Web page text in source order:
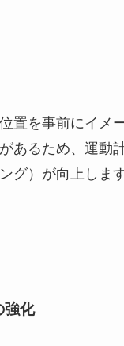
置を事前にイメ
あるため、運動
グ）が向上します
強化